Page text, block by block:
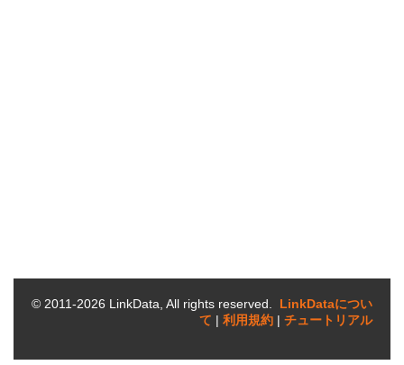
© 2011-2026 LinkData, All rights reserved.
LinkDataについ
て‎ | 利用規約 | チュートリアル